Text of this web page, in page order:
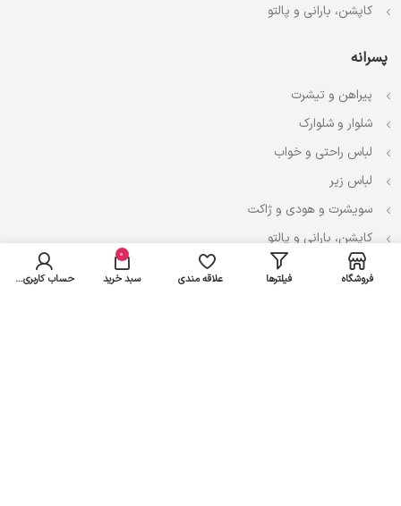
کاپشن، بارانی و پالتو
پسرانه
پیراهن و تیشرت
شلوار و شلوارک
لباس راحتی و خواب
لباس زیر
سویشرت و هودی و ژاکت
کاپشن، بارانی و پالتو
نوزادی
فروشگاه فیلترها علاقه مندی
0
سبد خرید حساب کاربری من